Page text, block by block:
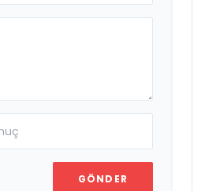
GÖNDER